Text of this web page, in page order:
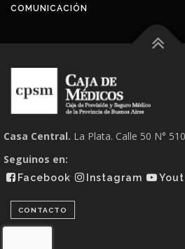
COMUNICACIÓN
Casa Central. La Plata. Calle 50 N°
Seguinos en:
Facebook Instagram
CONTACTO